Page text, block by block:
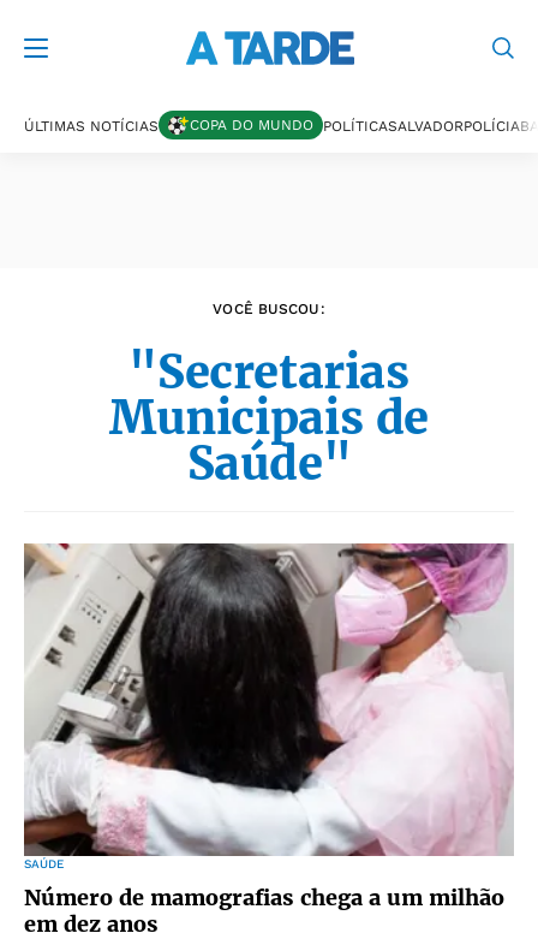
ÚLTIMAS NOTÍCIAS COPA DO MUNDO POLÍTICASALVADORPOLÍCIA
VOCÊ BUSCOU:
"Secretarias
Municipais de
Saúde"
SAÚDE
Número de mamografias chega a um milhão
em dez anos